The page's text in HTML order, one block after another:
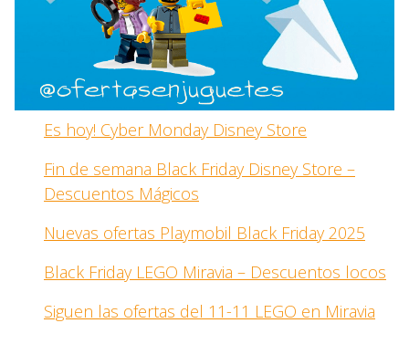
Es hoy! Cyber Monday Disney Store
Fin de semana Black Friday Disney Store –
Descuentos Mágicos
Nuevas ofertas Playmobil Black Friday 2025
Black Friday LEGO Miravia – Descuentos locos
Siguen las ofertas del 11-11 LEGO en Miravia